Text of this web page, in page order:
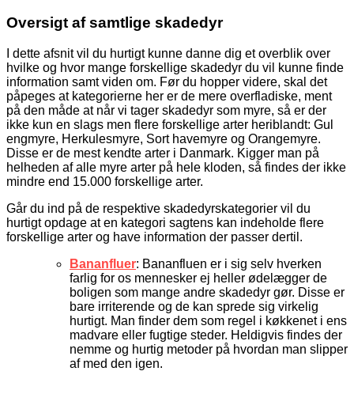
Oversigt af samtlige skadedyr
I dette afsnit vil du hurtigt kunne danne dig et overblik over
hvilke og hvor mange forskellige skadedyr du vil kunne finde
information samt viden om. Før du hopper videre, skal det
påpeges at kategorierne her er de mere overfladiske, ment
på den måde at når vi tager skadedyr som myre, så er der
ikke kun en slags men flere forskellige arter heriblandt: Gul
engmyre, Herkulesmyre, Sort havemyre og Orangemyre.
Disse er de mest kendte arter i Danmark. Kigger man på
helheden af alle myre arter på hele kloden, så findes der ikke
mindre end 15.000 forskellige arter.
Går du ind på de respektive skadedyrskategorier vil du
hurtigt opdage at en kategori sagtens kan indeholde flere
forskellige arter og have information der passer dertil.
Bananfluer: Bananfluen er i sig selv hverken
farlig for os mennesker ej heller ødelægger de
boligen som mange andre skadedyr gør. Disse er
bare irriterende og de kan sprede sig virkelig
hurtigt. Man finder dem som regel i køkkenet i ens
madvare eller fugtige steder. Heldigvis findes der
nemme og hurtig metoder på hvordan man slipper
af med den igen.